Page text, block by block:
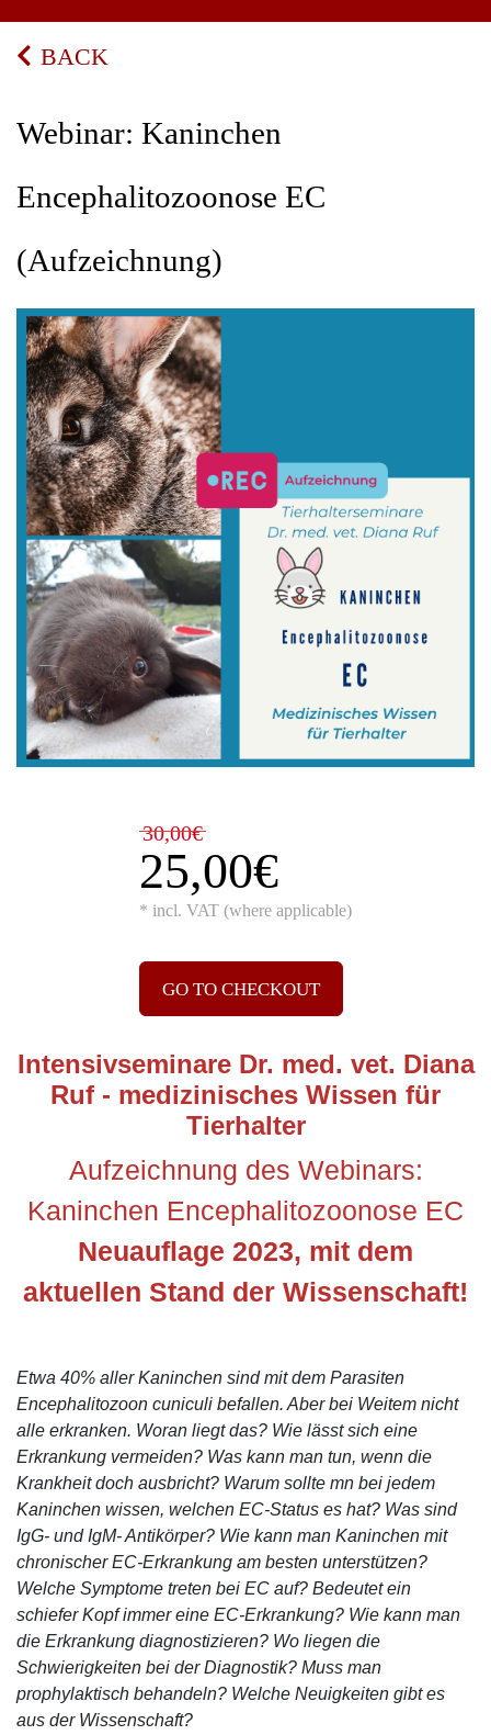
BACK
Webinar: Kaninchen
Encephalitozoonose EC
(Aufzeichnung)
30,00€
25,00€
* incl. VAT (where applicable)
GO TO CHECKOUT
Intensivseminare Dr. med. vet. Diana
Ruf - medizinisches Wissen für
Tierhalter
Aufzeichnung des Webinars:
Kaninchen Encephalitozoonose EC
Neuauflage 2023, mit dem
aktuellen Stand der Wissenschaft!
Etwa 40% aller Kaninchen sind mit dem Parasiten
Encephalitozoon cuniculi befallen. Aber bei Weitem nicht
alle erkranken. Woran liegt das? Wie lässt sich eine
Erkrankung vermeiden? Was kann man tun, wenn die
Krankheit doch ausbricht? Warum sollte mn bei jedem
Kaninchen wissen, welchen EC-Status es hat? Was sind
IgG- und IgM- Antikörper? Wie kann man Kaninchen mit
chronischer EC-Erkrankung am besten unterstützen?
Welche Symptome treten bei EC auf? Bedeutet ein
schiefer Kopf immer eine EC-Erkrankung? Wie kann man
die Erkrankung diagnostizieren? Wo liegen die
Schwierigkeiten bei der Diagnostik? Muss man
prophylaktisch behandeln? Welche Neuigkeiten gibt es
aus der Wissenschaft?